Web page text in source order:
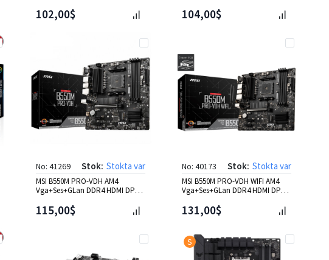
102,00$ 104,00$
No: 41269 Stok: Stokta var
MSI B550M PRO-VDH AM4
Vga+Ses+GLan DDR4 HDMI DP
115,00$
No: 40173 Stok: Stokta var
MSI B550M PRO-VDH WIFI AM4
Vga+Ses+GLan DDR4 HDMI DP
131,00$
S